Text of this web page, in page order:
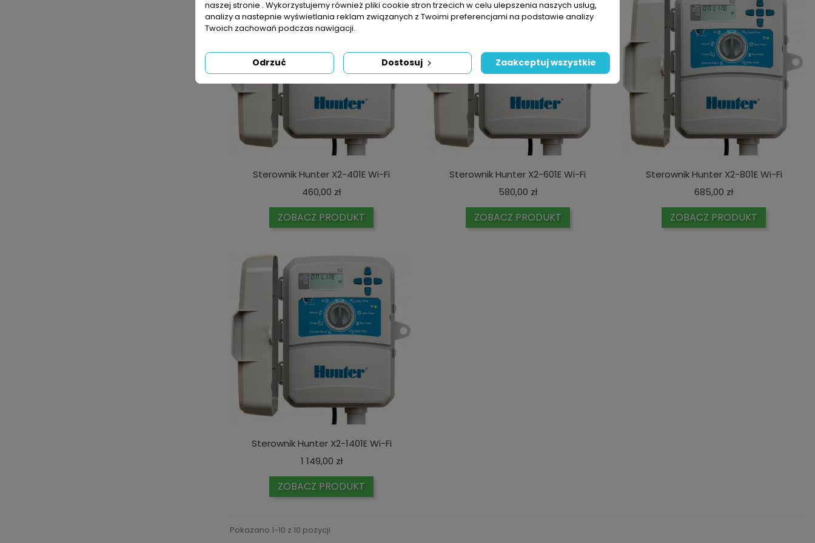
Sterownik Hunter X2-401E Wi-Fi
460,00 złCena
ZOBACZ PRODUKT
Sterownik Hunter X2-601E Wi-Fi
580,00 złCena
ZOBACZ PRODUKT
Sterownik Hunter X2-801E Wi-Fi
685,00 złCena
ZOBACZ PRODUKT
Sterownik Hunter X2-1401E Wi-Fi
1 149,00 złCena
ZOBACZ PRODUKT
Pokazano 1-10 z 10 pozycji
naszej stronie . Wykorzystujemy również pliki cookie stron trzecich w celu ulepszenia naszych usług,
analizy a nastepnie wyświetlania reklam związanych z Twoimi preferencjami na podstawie analizy
Twoich zachowań podczas nawigacji.
Odrzuć Dostosuj Zaakceptuj wszystkie